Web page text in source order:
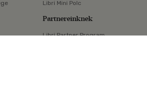
×
Libri Mini Polc
Partnereinknek
Libri Partner Program